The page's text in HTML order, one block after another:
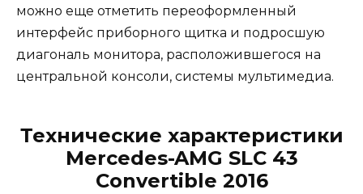
можно еще отметить переоформленный
интерфейс приборного щитка и подросшую
диагональ монитора, расположившегося на
центральной консоли, системы мультимедиа.
Технические характеристики
Mercedes-AMG SLC 43
Convertible 2016